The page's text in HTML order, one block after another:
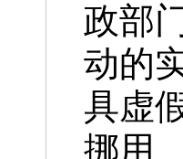
政部
动的
具虚
挪用